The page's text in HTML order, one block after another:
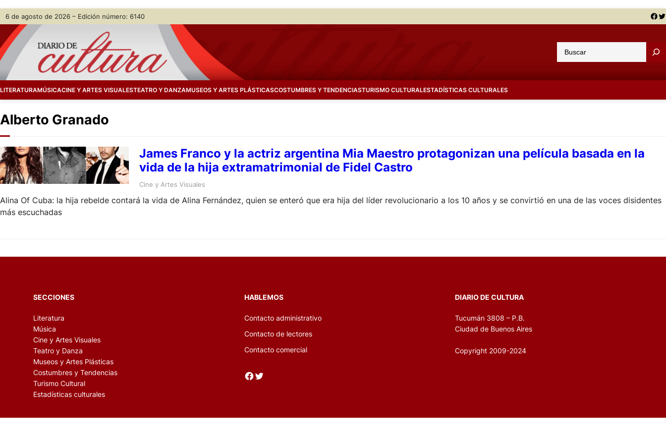
Skip
content
6 de agosto de 2026 – Edición número: 6140 Facebook Twitter
u
a
LITERATURAMÚSICACINE Y ARTES VISUALESTEATRO Y DANZAMUSEOS Y ARTES PLÁSTICASCOSTUMBRES Y TENDENCIASTURISMO CULTURALESTADÍSTICAS CULTURALES
Alberto Granado
James Franco y la actriz argentina Mia Maestro protagonizan una película basada en la
vida de la hija extramatrimonial de Fidel Castro
Cine y Artes Visuales
Alina Of Cuba: la hija rebelde contará la vida de Alina Fernández, quien se enteró que era hija del líder revolucionario a los 10 años y se convirtió en una de las voces disidentes
más escuchadas
SECCIONES
Literatura
Música
Cine y Artes Visuales
Teatro y Danza
Museos y Artes Plásticas
Costumbres y Tendencias
Turismo Cultural
Estadísticas culturales
HABLEMOS
Contacto administrativo
Contacto de lectores
Contacto comercial
Facebook Twitter
DIARIO DE CULTURA
Tucumán 3808 – P.B.
Ciudad de Buenos Aires
Copyright 2009-2024